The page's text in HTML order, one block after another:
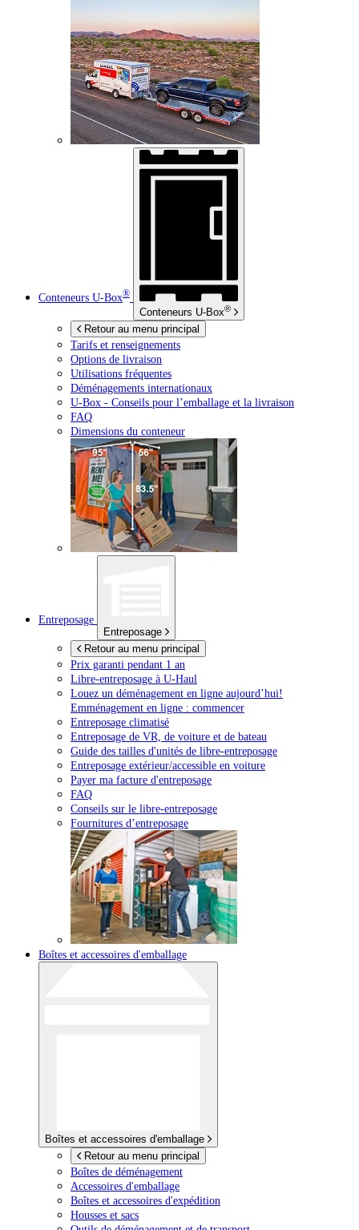
Conteneurs U-Box®
Conteneurs U-Box®
Retour au menu principal
Tarifs et renseignements
Options de livraison
Utilisations fréquentes
Déménagements internationaux
U-Box - Conseils pour l’emballage et la livraison
FAQ
Dimensions du conteneur
Entreposage
Entreposage
Retour au menu principal
Prix garanti pendant 1 an
Libre-entreposage à U-Haul
Louez un déménagement en ligne aujourd’hui!
Emménagement en ligne : commencer
Entreposage climatisé
Entreposage de VR, de voiture et de bateau
Guide des tailles d'unités de libre-entreposage
Entreposage extérieur/accessible en voiture
Payer ma facture d'entreposage
FAQ
Conseils sur le libre-entreposage
Fournitures d’entreposage
Boîtes et accessoires d'emballage
Boîtes et accessoires d'emballage
Retour au menu principal
Boîtes de déménagement
Accessoires d'emballage
Boîtes et accessoires d'expédition
Housses et sacs